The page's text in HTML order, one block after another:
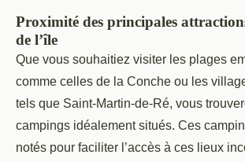
Proximité des principales
de l’île
Que vous souhaitiez visiter les plages
comme celles de la Conche ou les
tels que Saint-Martin-de-Ré, vous
campings idéalement situés. Ces
notés pour faciliter l’accès à ces lieux